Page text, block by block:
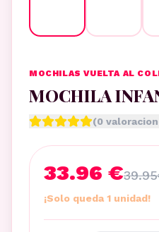
MOCHILAS VUELTA AL
MOCHILA
(0
33.96 €39.95
¡Solo queda 1 unidad!